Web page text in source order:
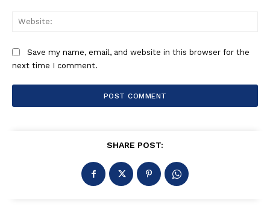
Save my name, email, and website in this browser for the
next time I comment.
SHARE POST: